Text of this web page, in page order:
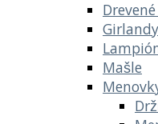
Girlandy
Mašle